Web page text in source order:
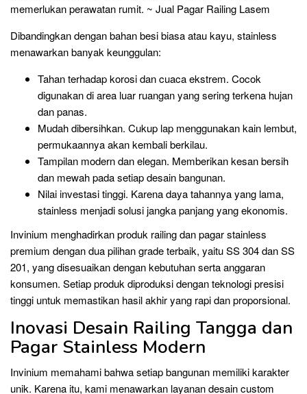
memerlukan perawatan rumit. ~ Jual Pagar Railing Lasem
Dibandingkan dengan bahan besi biasa atau kayu, stainless
menawarkan banyak keunggulan:
Tahan terhadap korosi dan cuaca ekstrem. Cocok
digunakan di area luar ruangan yang sering terkena hujan
dan panas.
Mudah dibersihkan. Cukup lap menggunakan kain lembut,
permukaannya akan kembali berkilau.
Tampilan modern dan elegan. Memberikan kesan bersih
dan mewah pada setiap desain bangunan.
Nilai investasi tinggi. Karena daya tahannya yang lama,
stainless menjadi solusi jangka panjang yang ekonomis.
Invinium menghadirkan produk railing dan pagar stainless
premium dengan dua pilihan grade terbaik, yaitu SS 304 dan SS
201, yang disesuaikan dengan kebutuhan serta anggaran
konsumen. Setiap produk diproduksi dengan teknologi presisi
tinggi untuk memastikan hasil akhir yang rapi dan proporsional.
Inovasi Desain Railing Tangga dan
Pagar Stainless Modern
Invinium memahami bahwa setiap bangunan memiliki karakter
unik. Karena itu, kami menawarkan layanan desain custom